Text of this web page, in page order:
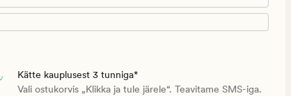
Kätte kauplusest 3 tunniga*
Vali ostukorvis „Klikka ja tule järele“. Teavitame SMS-iga.